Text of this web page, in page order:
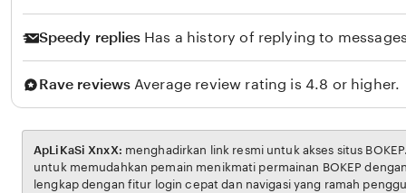
Speedy replies Has a history of replying to
Rave reviews Average review rating is 4.8 or higher.
ApLiKaSi XnxX:
untuk memudahkan pemain menikmati permainan BOKEP dengan aman dan transparan,
lengkap dengan fitur login cepat dan navigasi yang ramah pengguna. Setiap transaksi